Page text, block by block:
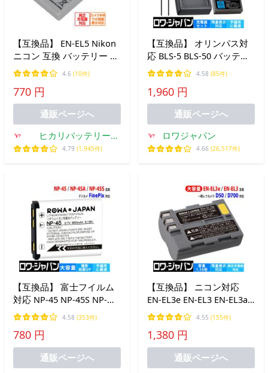
【互換品】 EN-EL5 Nikon
ニコン 互換 バッテリー 1
個 純正充電器で充電可能
COOLPIXP520 P530 P5000
P5100 P6000 S10 クールピ
クス
4.6 (10件)
770 円
通販ページへ
ヒカリバッテリー
Yahoo!店
4.79 (1,945件)
【互換品】 オリンパス対
応 BLS-5 BLS-50 バッテリ
ー + BCS-5 USB充電器 セ
ット ロワジャパン
4.58 (85件)
1,960 円
通販ページへ
ロワジャパン
4.66 (26,517件)
【互換品】 富士フイルム
対応 NP-45 NP-45S NP-
45A バッテリー FUJIFILM
対応 フジフイルム対応 ロ
ワジャパン
4.58 (353件)
780 円
通販ページへ
【互換品】 ニコン対応
EN-EL3e EN-EL3 EN-EL3a
大容量 バッテリー D700
D300 D80 D50 対応 ロワジ
ャパン
4.55 (155件)
1,380 円
通販ページへ